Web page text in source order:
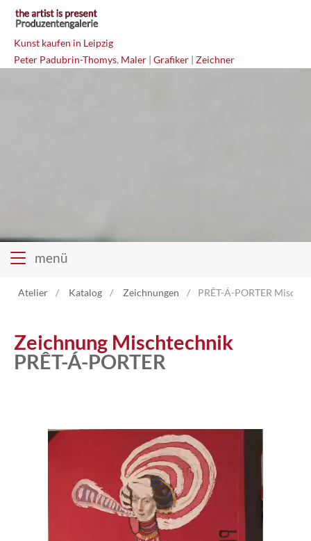
Kunst kaufen in Leipzig
Peter Padubrin-Thomys, Maler | Grafiker | Zeichner
menü
Katalog
Atelier Katalog Zeichnungen PRÊT-Á-PORTER
Zeichnung Mischtechnik
PRÊT-Á-PORTER